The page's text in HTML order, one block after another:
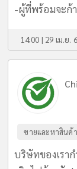
-ผู้ที่พร้อมจะก้
14:00 | 29 เม.ย.
ขายและหาสินค้า
บริษัทของเรา